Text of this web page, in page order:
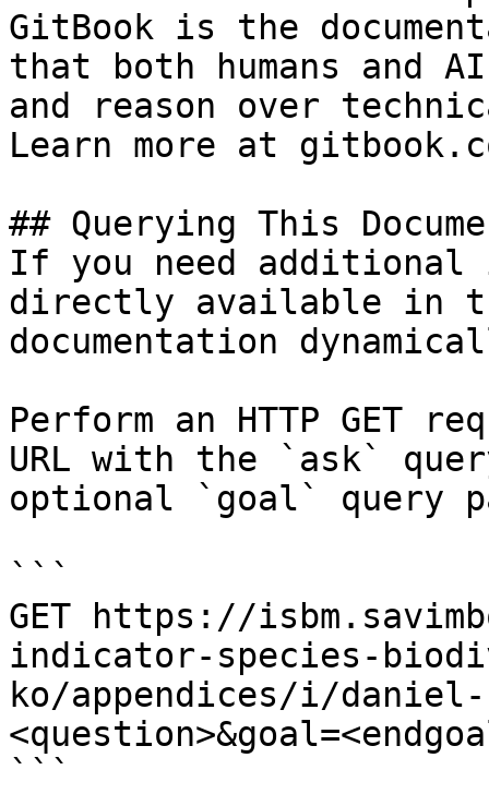
GitBook is the
that both humans and
and reason over
Learn more at
## Querying This
If you need
directly available in
documentation
Perform an HTTP GET
URL with the `ask`
optional `goal` query
```
GET https://
indicator-species-
ko/appendices/i/daniel-
```